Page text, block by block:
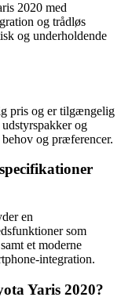
2020 med
og trådløs
og underholdende
pris og er tilgængelig
og
og præferencer.
en
som
et moderne
integration.
Yaris 2020?